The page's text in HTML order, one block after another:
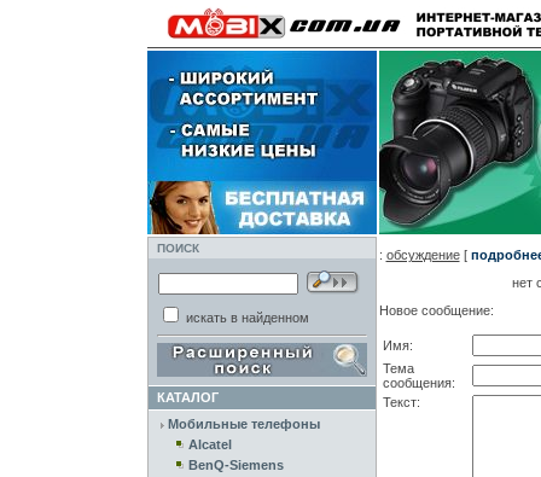
ПОИСК
искать в найденном
КАТАЛОГ
Мобильные телефоны
Alcatel
BenQ-Siemens
: обсуждение[
нет
Новое сообщение:
Имя:
Тема
сообщения:
Текст: